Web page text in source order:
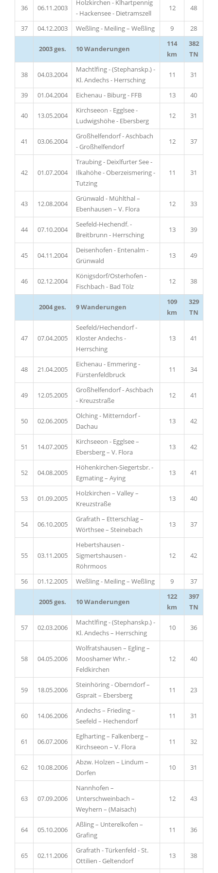
36 06.11.2003
Holzkirchen - Klhartpennig
- Hackensee - Dietramszell
12 48
37 04.12.2003 Weßling - Meiling – Weßling 9 28
2003 ges. 10 Wanderungen
114
km
382
TN
38 04.03.2004
Machtlfing - (Stephanskp.) -
Kl. Andechs - Herrsching
11 31
39 01.04.2004 Eichenau - Biburg - FFB 13 40
40 13.05.2004
Kirchseeon - Egglsee -
Ludwigshöhe - Ebersberg
12 31
41 03.06.2004
Großhelfendorf - Aschbach
- Großhelfendorf
12 37
42 01.07.2004
Traubing - Deixlfurter See -
Ilkahöhe - Oberzeismering -
Tutzing
11 31
43 12.08.2004
Grünwald - Mühlthal –
Ebenhausen – V. Flora
12 33
44 07.10.2004
Seefeld-Hechendf. -
Breitbrunn - Herrsching
13 39
45 04.11.2004
Deisenhofen - Entenalm -
Grünwald
13 49
46 02.12.2004
Königsdorf/Osterhofen -
Fischbach - Bad Tölz
12 38
2004 ges. 9 Wanderungen
109
km
329
TN
47 07.04.2005
Seefeld/Hechendorf -
Kloster Andechs -
Herrsching
13 41
48 21.04.2005
Eichenau - Emmering -
Fürstenfeldbruck
11 34
49 12.05.2005
Großhelfendorf - Aschbach
- Kreuzstraße
12 41
50 02.06.2005
Olching - Mitterndorf -
Dachau
13 42
51 14.07.2005
Kirchseeon - Egglsee –
Ebersberg – V. Flora
13 42
52 04.08.2005
Höhenkirchen-Siegertsbr. -
Egmating – Aying
13 41
53 01.09.2005
Holzkirchen – Valley –
Kreuzstraße
13 40
54 06.10.2005
Grafrath – Etterschlag –
Wörthsee – Steinebach
13 37
55 03.11.2005
Hebertshausen -
Sigmertshausen -
Röhrmoos
12 42
56 01.12.2005 Weßling - Meiling – Weßling 9 37
2005 ges. 10 Wanderungen
122
km
397
TN
57 02.03.2006
Machtlfing - (Stephanskp.) -
Kl. Andechs – Herrsching
10 36
58 04.05.2006
Wolfratshausen – Egling –
Mooshamer Whr. -
Feldkirchen
12 40
59 18.05.2006
Steinhöring - Oberndorf –
Gsprait – Ebersberg
11 23
60 14.06.2006
Andechs – Frieding –
Seefeld – Hechendorf
11 31
61 06.07.2006
Eglharting – Falkenberg –
Kirchseeon – V. Flora
11 32
62 10.08.2006
Abzw. Holzen – Lindum –
Dorfen
10 31
63 07.09.2006
Nannhofen –
Unterschweinbach –
Weyhern – (Maisach)
12 43
64 05.10.2006
Aßling – Unterelkofen –
Grafing
11 36
65 02.11.2006
Grafrath - Türkenfeld - St.
Ottilien - Geltendorf
13 38